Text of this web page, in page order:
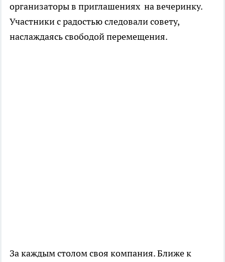
организаторы в приглашениях на вечеринку.
Участники с радостью следовали совету,
наслаждаясь свободой перемещения.
За каждым столом своя компания. Ближе к